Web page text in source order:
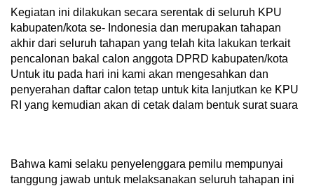
Kegiatan ini dilakukan secara serentak di seluruh KPU
kabupaten/kota se- Indonesia dan merupakan tahapan
akhir dari seluruh tahapan yang telah kita lakukan terkait
pencalonan bakal calon anggota DPRD kabupaten/kota
Untuk itu pada hari ini kami akan mengesahkan dan
penyerahan daftar calon tetap untuk kita lanjutkan ke KPU
RI yang kemudian akan di cetak dalam bentuk surat suara
Bahwa kami selaku penyelenggara pemilu mempunyai
tanggung jawab untuk melaksanakan seluruh tahapan ini